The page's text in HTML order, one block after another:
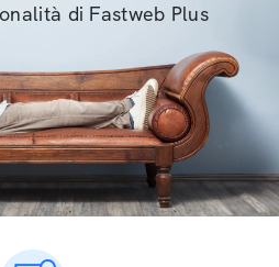
di Fastweb Plus